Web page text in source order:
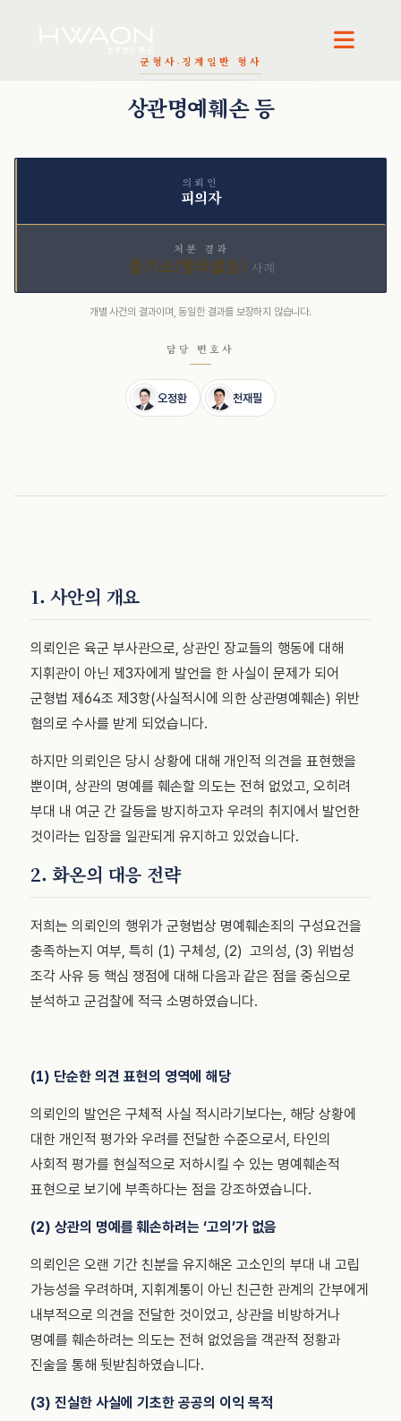
군형사·징계 일반 형사
상관명예훼손 등
의뢰인
피의자
처분 결과
불기소(혐의없음) 사례
개별 사건의 결과이며, 동일한 결과를 보장하지 않습니다.
담당 변호사
오정환 천재필
1. 사안의 개요
의뢰인은 육군 부사관으로, 상관인 장교들의 행동에 대해
지휘관이 아닌 제3자에게 발언을 한 사실이 문제가 되어
군형법 제64조 제3항(사실적시에 의한 상관명예훼손) 위반
혐의로 수사를 받게 되었습니다.
하지만 의뢰인은 당시 상황에 대해 개인적 의견을 표현했을
뿐이며, 상관의 명예를 훼손할 의도는 전혀 없었고, 오히려
부대 내 여군 간 갈등을 방지하고자 우려의 취지에서 발언한
것이라는 입장을 일관되게 유지하고 있었습니다.
2. 화온의 대응 전략
저희는 의뢰인의 행위가 군형법상 명예훼손죄의 구성요건을
충족하는지 여부, 특히 (1) 구체성, (2) 고의성, (3) 위법성
조각 사유 등 핵심 쟁점에 대해 다음과 같은 점을 중심으로
분석하고 군검찰에 적극 소명하였습니다.
(1) 단순한 의견 표현의 영역에 해당
의뢰인의 발언은 구체적 사실 적시라기보다는, 해당 상황에
대한 개인적 평가와 우려를 전달한 수준으로서, 타인의
사회적 평가를 현실적으로 저하시킬 수 있는 명예훼손적
표현으로 보기에 부족하다는 점을 강조하였습니다.
(2) 상관의 명예를 훼손하려는 ‘고의’가 없음
의뢰인은 오랜 기간 친분을 유지해온 고소인의 부대 내 고립
가능성을 우려하며, 지휘계통이 아닌 친근한 관계의 간부에게
내부적으로 의견을 전달한 것이었고, 상관을 비방하거나
명예를 훼손하려는 의도는 전혀 없었음을 객관적 정황과
진술을 통해 뒷받침하였습니다.
(3) 진실한 사실에 기초한 공공의 이익 목적